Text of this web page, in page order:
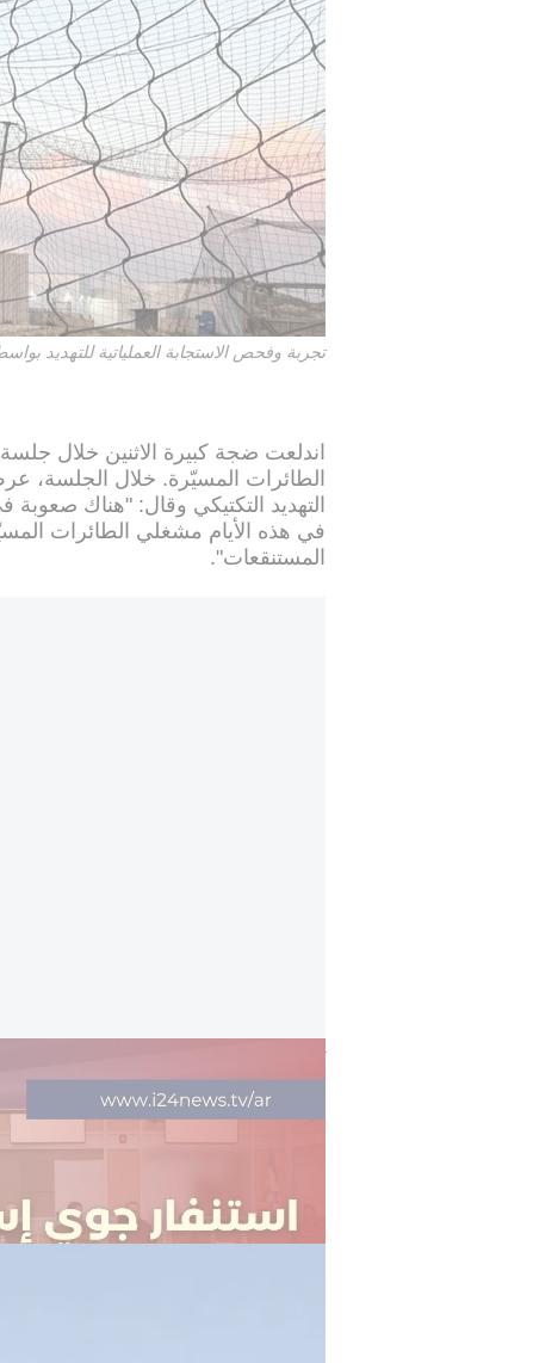
تجربة وفحص الاستجابة العملياتية للتهديد
اندلعت ضجة كبيرة الاثنين خلال
الطائرات المسيّرة. خلال الجلسة،
التهديد التكتيكي وقال: "هناك
في هذه الأيام مشغلي الطائرات
المستنقعات".
تحليق مكثف للطيران الإسرائيلي… وترقب
هذا المفهوم أثار انتقادات حادة
وقال: "ماذا يعني ذلك؟ اليوم كل
هو البيضة؟ هذا خطأ كبير. المشغل
متاحة جداً". النائب عميت هليفي
الطائرات بدون طيار حسب تقرير